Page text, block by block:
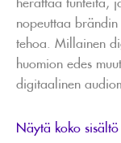
nopeuttaa
tehoa. Millainen
huomion edes
digitaalinen
Näytä koko